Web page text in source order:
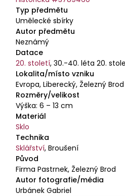
Typ předmětu
Umělecké sbírky
Autor předmětu
Neznámý
Datace
20. století,30.-40. léta 20.
Lokalita/místo vzniku
Evropa, Liberecký, Železný Brod
Rozměry/velikost
Výška: 6 – 13 cm
Materiál
Sklo
Technika
Sklářství,Broušení
Původ
Firma Pastrnek, Železný Brod
Autor fotografie/média
Urbánek Gabriel